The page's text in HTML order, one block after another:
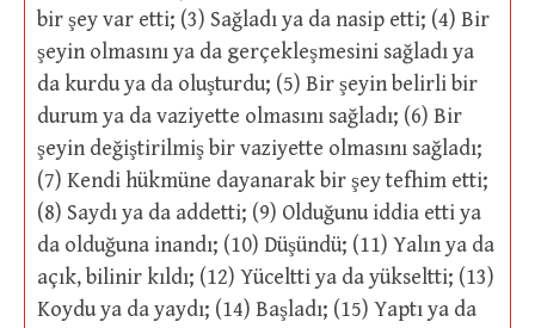
bir şey var etti; (3) Sağladı ya da nasip etti; (4) Bir
şeyin olmasını ya da gerçekleşmesini sağladı ya
da kurdu ya da oluşturdu; (5) Bir şeyin belirli bir
durum ya da vaziyette olmasını sağladı; (6) Bir
şeyin değiştirilmiş bir vaziyette olmasını sağladı;
(7) Kendi hükmüne dayanarak bir şey tefhim etti;
(8) Saydı ya da addetti; (9) Olduğunu iddia etti ya
da olduğuna inandı; (10) Düşündü; (11) Yalın ya da
açık, bilinir kıldı; (12) Yüceltti ya da yükseltti; (13)
Koydu ya da yaydı; (14) Başladı; (15) Yaptı ya da